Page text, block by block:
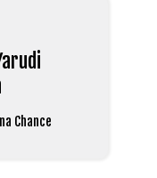
Chance